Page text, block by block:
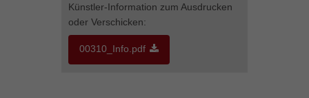
Künstler-Information zum Ausdrucken
oder Verschicken:
00310_Info.pdf
Cookie-Informationen anzeigen
Externe Medien (5)
Inhalte von Videoplattformen und Social-Media-Plattformen werden